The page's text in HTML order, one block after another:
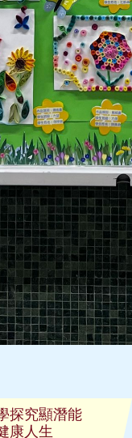
探究顯潛能
康人生